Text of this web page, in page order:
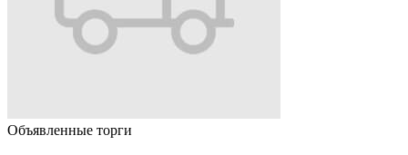
Объявленные торги